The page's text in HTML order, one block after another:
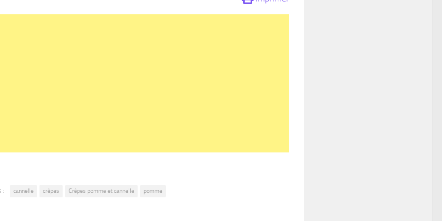
: cannelle crêpes Crêpes pomme et cannelle pomme